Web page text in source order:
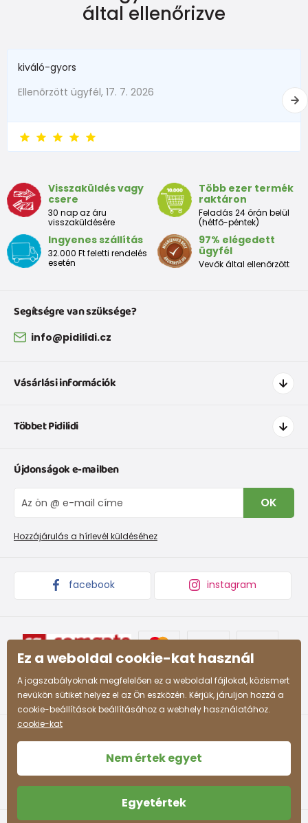
által ellenőrizve
kiváló-gyors
Ellenõrzött ügyfél, 17. 7. 2026
Visszaküldés vagy
csere
30 nap az áru
visszaküldésére
Több ezer termék
raktáron
Feladás 24 órán belül
(hétfő-péntek)
Ingyenes szállítás
32.000 Ft feletti rendelés
esetén
97% elégedett
ügyfél
Vevők által ellenőrzött
Segítségre van szüksége?
info@pidilidi.cz
Vásárlási információk
Szállítás és fizetés
Cipőmérettáblázat
IVisszaküldések és reklamációk
Panaszkezelési eljárás
Többet Pidilidi
Rólunk
Blog
Nagykereskedelem PiDiLiDi
Áruk begyűjtése
Újdonságok e-mailben
OK
Hozzájárulás a hírlevél küldéséhez
facebook instagram
Ez a weboldal cookie-kat használ
A jogszabályoknak megfelelően ez a weboldal fájlokat, közismert
nevükön sütiket helyez el az Ön eszközén. Kérjük, járuljon hozzá a
cookie-beállítások beállításához a webhely használatához.
cookie-kat
Nem értek egyet
Egyetértek